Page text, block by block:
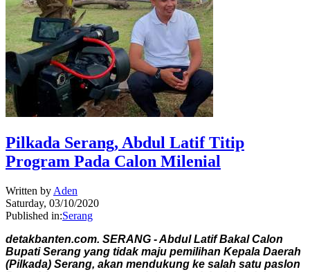
Pilkada Serang, Abdul Latif Titip
Program Pada Calon Milenial
Written by Aden
Saturday, 03/10/2020
Published in:Serang
detakbanten.com. SERANG - Abdul Latif Bakal Calon
Bupati Serang yang tidak maju pemilihan Kepala Daerah
(Pilkada) Serang, akan mendukung ke salah satu paslon